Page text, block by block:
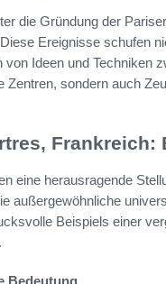
die Gründung der
Ereignisse schufen
Ideen und Techniken
Zentren, sondern auch
Frankreich:
eine herausragende
außergewöhnliche
Beispiels einer
Bedeutung